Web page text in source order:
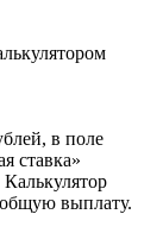
в поле
ставка»
выплату.